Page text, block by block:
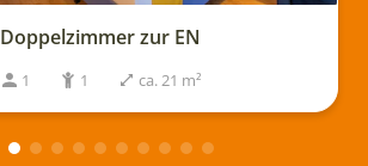
Doppelzimmer zur EN
1 1 ca. 21 m²